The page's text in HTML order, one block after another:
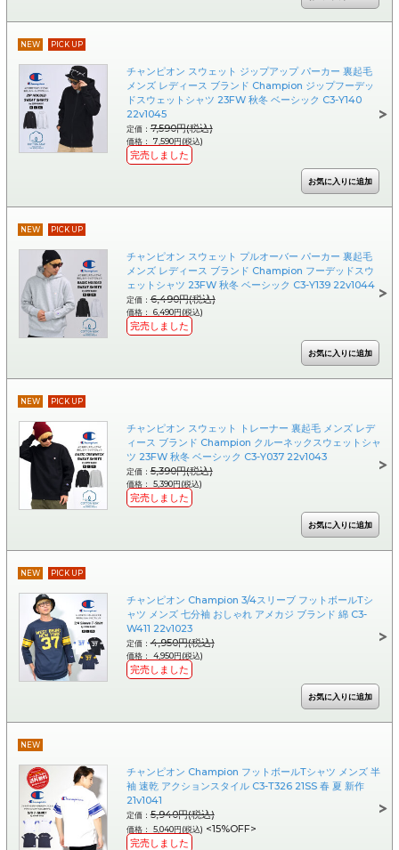
NEW PICK UP
チャンピオン スウェット ジップアップ パーカー 裏起毛
メンズ レディース ブランド Champion ジップフーデッ
ドスウェットシャツ 23FW 秋冬 ベーシック C3-Y140
22v1045
定価：7,590円(税込)
価格： 7,590円(税込)
完売しました
NEW PICK UP
チャンピオン スウェット プルオーバー パーカー 裏起毛
メンズ レディース ブランド Champion フーデッドスウ
ェットシャツ 23FW 秋冬 ベーシック C3-Y139 22v1044
定価：6,490円(税込)
価格： 6,490円(税込)
完売しました
NEW PICK UP
チャンピオン スウェット トレーナー 裏起毛 メンズ レデ
ィース ブランド Champion クルーネックスウェットシャ
ツ 23FW 秋冬 ベーシック C3-Y037 22v1043
定価：5,390円(税込)
価格： 5,390円(税込)
完売しました
NEW PICK UP
チャンピオン Champion 3/4スリーブ フットボールTシ
ャツ メンズ 七分袖 おしゃれ アメカジ ブランド 綿 C3-
W411 22v1023
定価：4,950円(税込)
価格： 4,950円(税込)
完売しました
NEW
チャンピオン Champion フットボールTシャツ メンズ 半
袖 速乾 アクションスタイル C3-T326 21SS 春 夏 新作
21v1041
定価：5,940円(税込)
価格： 5,040円(税込) <15%OFF>
完売しました